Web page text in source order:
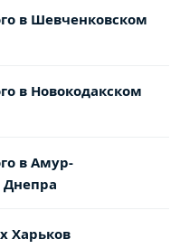
в Шевченковском
в Новокодакском
в Амур-
Харьков